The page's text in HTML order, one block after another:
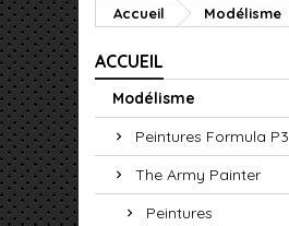
Accueil Modélisme
ACCUEIL
Modélisme
Peintures Formula P3
The Army Painter
Peintures